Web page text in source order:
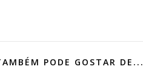
PODE GOSTAR DE...